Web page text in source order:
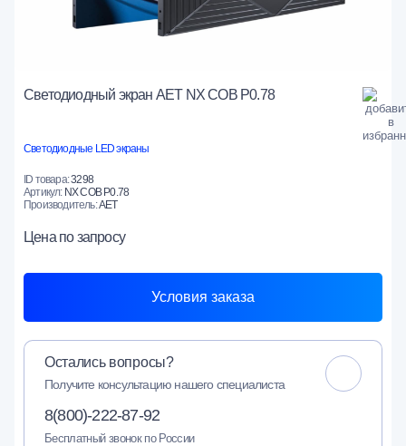
Светодиодный экран AET NX COB P0.78
Светодиодные LED экраны
ID товара:3298
Артикул: NX COB P0.78
Производитель:AET
Цена по запросу
Условия заказа
Остались вопросы?
Получите консультацию нашего специалиста
8(800)-222-87-92
Бесплатный звонок по России